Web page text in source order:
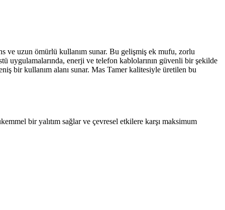
ve uzun ömürlü kullanım sunar. Bu gelişmiş ek mufu, zorlu
uygulamalarında, enerji ve telefon kablolarının güvenli bir şekilde
bir kullanım alanı sunar. Mas Tamer kalitesiyle üretilen bu
bir yalıtım sağlar ve çevresel etkilere karşı maksimum